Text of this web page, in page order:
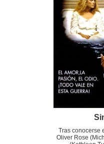
Tras conocerse
Oliver Rose